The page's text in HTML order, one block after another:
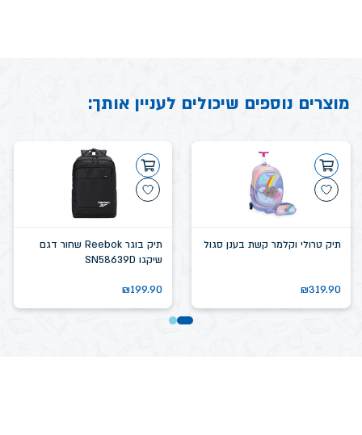
מוצרים נוספים שיכולים לעניין אותך:
תיק טרולי וקלמר קשת בענן סגול
₪319.90
תיק בוגר Reebok שחור דגם
שיקגו SN58639D
₪199.90